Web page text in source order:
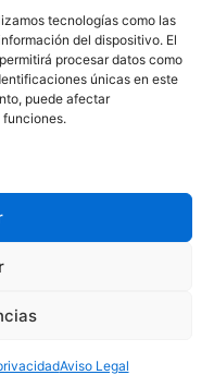
tecnologías como las
del dispositivo. El
procesar datos como
únicas en este
puede afectar
Aviso Legal
2025 Todos los
privacidad
de reembolsos